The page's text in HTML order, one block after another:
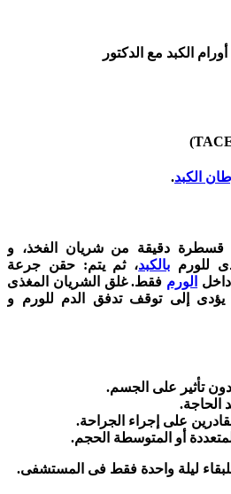
الكبد مع الدكتور
الكبد.
قسطرة دقيقة من شريان الفخذ، و
للورم بالكبد، ثم يتم:حقن جرعة
الورم فقط.غلق الشريان المغذى
يؤدى إلى توقف تدفق الدم للورم و
تأثير على الجسم.
الحاجة.
على إجراء الجراحة.
أو المتوسطة الحجم.
ليلة واحدة فقط فى المستشفى.